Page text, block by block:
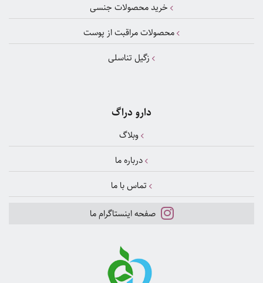
خرید محصولات جنسی
محصولات مراقبت از پوست
زگیل تناسلی
دارو دراگ
وبلاگ
درباره ما
تماس با ما
صفحه اینستاگرام ما